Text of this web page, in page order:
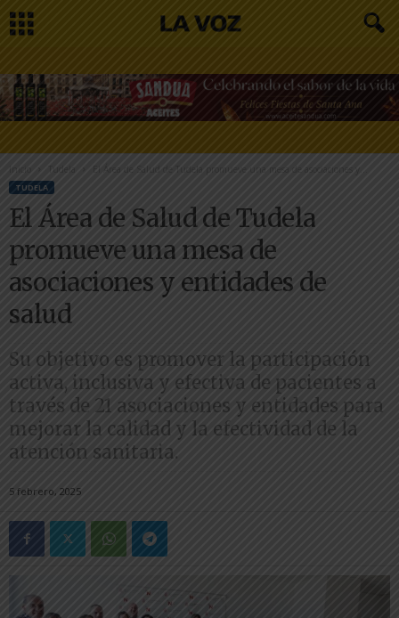
Inicio Tudela El Área de Salud de Tudela promueve una mesa de asociaciones y...
TUDELA
El Área de Salud de Tudela
promueve una mesa de
asociaciones y entidades de
salud
Su objetivo es promover la participación
activa, inclusiva y efectiva de pacientes a
través de 21 asociaciones y entidades para
mejorar la calidad y la efectividad de la
atención sanitaria.
5 febrero, 2025